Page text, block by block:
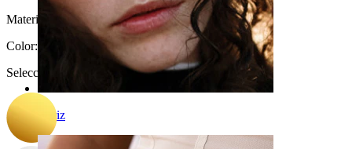
Nariz
Material:
Acero quirúrgico
Color:
Selecciona Color